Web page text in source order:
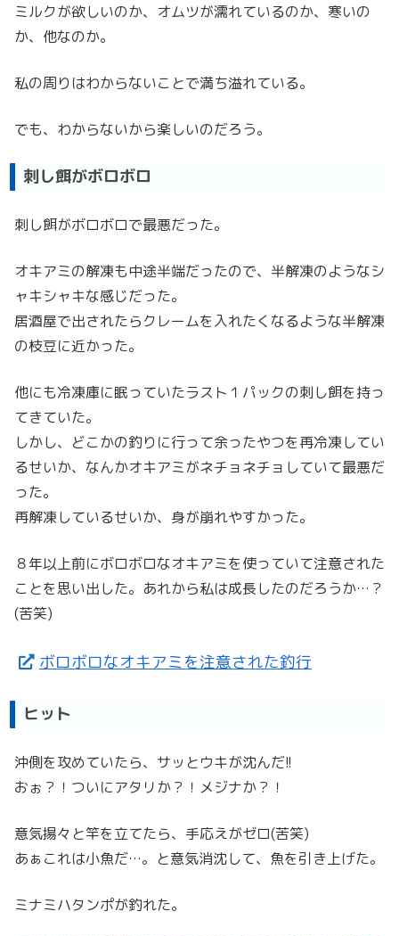
ミルクが欲しいのか、オムツが濡れているのか、寒いの
か、他なのか。
私の周りはわからないことで満ち溢れている。
でも、わからないから楽しいのだろう。
刺し餌がボロボロ
刺し餌がボロボロで最悪だった。
オキアミの解凍も中途半端だったので、半解凍のようなシ
ャキシャキな感じだった。
居酒屋で出されたらクレームを入れたくなるような半解凍
の枝豆に近かった。
他にも冷凍庫に眠っていたラスト１パックの刺し餌を持っ
てきていた。
しかし、どこかの釣りに行って余ったやつを再冷凍してい
るせいか、なんかオキアミがネチョネチョしていて最悪だ
った。
再解凍しているせいか、身が崩れやすかった。
８年以上前にボロボロなオキアミを使っていて注意された
ことを思い出した。あれから私は成長したのだろうか…？
(苦笑)
ボロボロなオキアミを注意された釣行
ヒット
沖側を攻めていたら、サッとウキが沈んだ!!
おぉ？！ついにアタリか？！メジナか？！
意気揚々と竿を立てたら、手応えがゼロ(苦笑)
あぁこれは小魚だ…。と意気消沈して、魚を引き上げた。
ミナミハタンポが釣れた。